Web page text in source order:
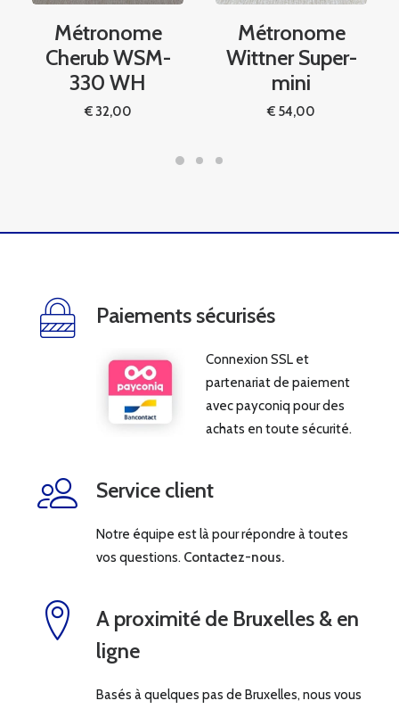
Métronome
Cherub WSM-
330 WH
€32,00
Métronome
Wittner Super-
mini
€ 54,00
Paiements sécurisés
Connexion SSL et
partenariat de paiement
avec payconiq pour des
achats en toute sécurité.
Service client
Notre équipe est là pour répondre à toutes
vos questions. Contactez-nous.
A proximité de Bruxelles & en
ligne
Basés à quelques pas de Bruxelles, nous vous